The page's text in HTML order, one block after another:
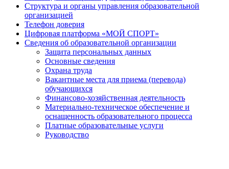
Структура и органы управления образовательной
организацией
Телефон доверия
Цифровая платформа «МОЙ СПОРТ»
Сведения об образовательной организации
Защита персональных данных
Основные сведения
Охрана труда
Вакантные места для приема (перевода)
обучающихся
Финансово-хозяйственная деятельность
Материально-техническое обеспечение и
оснащенность образовательного процесса
Платные образовательные услуги
Руководство